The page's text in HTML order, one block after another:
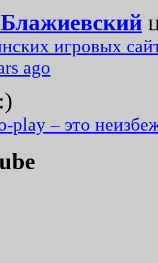
игровых
ago
:)
play – это